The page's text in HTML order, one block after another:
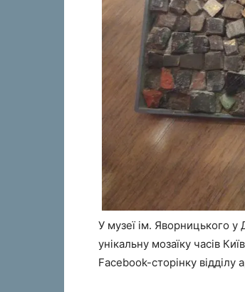
У музеї ім. Яворницького у
унікальну мозаїку часів
Facebook-сторінку відділу